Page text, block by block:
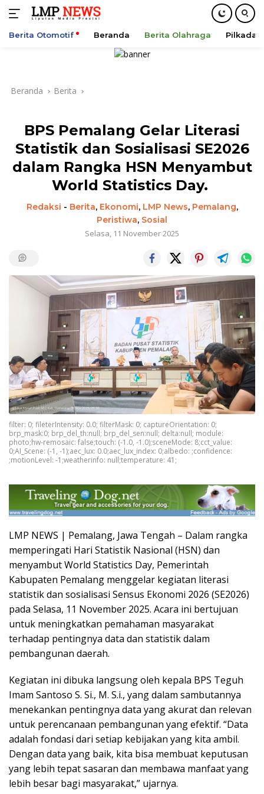
Berita Otomotif Beranda Berita Olahraga Pilkada
Beranda Berita
BPS Pemalang Gelar Literasi
Statistik dan Sosialisasi SE2026
dalam Rangka HSN Menyambut
World Statistics Day.
Redaksi - Berita, Ekonomi, LMP News, Pemalang,
Peristiwa, Sosial
Selasa, 11 November 2025
filter: 0; fileterIntensity: 0.0; filterMask: 0; captureOrientation: 0;
brp_mask:0; brp_del_th:null; brp_del_sen:null; delta:null; module:
photo;hw-remosaic: false;touch: (-1.0, -1.0);sceneMode: 8;cct_value:
0;AI_Scene: (-1, -1);aec_lux: 0.0;aec_lux_index: 0;albedo: ;confidence:
;motionLevel: -1;weatherinfo: null;temperature: 41;
LMP NEWS | Pemalang, Jawa Tengah – Dalam rangka
memperingati Hari Statistik Nasional (HSN) dan
menyambut World Statistics Day, Pemerintah
Kabupaten Pemalang menggelar kegiatan literasi
statistik dan sosialisasi Sensus Ekonomi 2026 (SE2026)
pada Selasa, 11 November 2025. Acara ini bertujuan
untuk meningkatkan pemahaman masyarakat
terhadap pentingnya data dan statistik dalam
pembangunan daerah.
Kegiatan ini dibuka langsung oleh kepala BPS Teguh
Imam Santoso S. Si., M. S.i., yang dalam sambutannya
menekankan pentingnya data yang akurat dan relevan
untuk perencanaan pembangunan yang efektif. “Data
adalah fondasi dari setiap kebijakan yang kita ambil.
Dengan data yang baik, kita bisa membuat keputusan
yang lebih tepat sasaran dan membawa manfaat yang
lebih besar bagi masyarakat,” ujarnya.